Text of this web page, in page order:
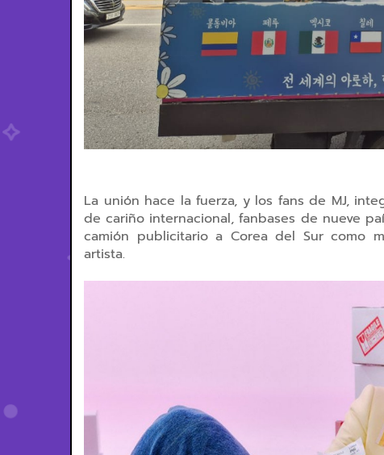
La unión hace la fuerza, y los fans de MJ,
de cariño internacional, fanbases de nueve
camión publicitario a Corea del Sur como
artista.